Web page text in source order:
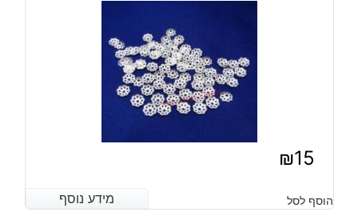
₪15
מידע נוסף הוסף לסל מידע נוסף